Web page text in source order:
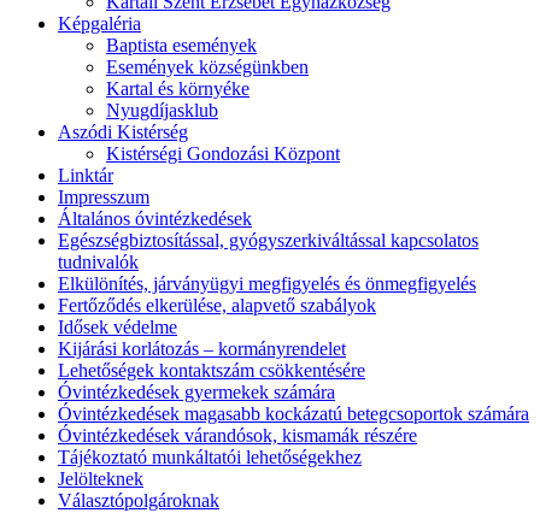
Képgaléria
Baptista események
Események községünkben
Kartal és környéke
Nyugdíjasklub
Aszódi Kistérség
Kistérségi Gondozási Központ
Linktár
Impresszum
Általános óvintézkedések
Egészségbiztosítással, gyógyszerkiváltással kapcsolatos
tudnivalók
Elkülönítés, járványügyi megfigyelés és önmegfigyelés
Fertőződés elkerülése, alapvető szabályok
Idősek védelme
Kijárási korlátozás – kormányrendelet
Lehetőségek kontaktszám csökkentésére
Óvintézkedések gyermekek számára
Óvintézkedések magasabb kockázatú betegcsoportok számára
Óvintézkedések várandósok, kismamák részére
Tájékoztató munkáltatói lehetőségekhez
Jelölteknek
Választópolgároknak